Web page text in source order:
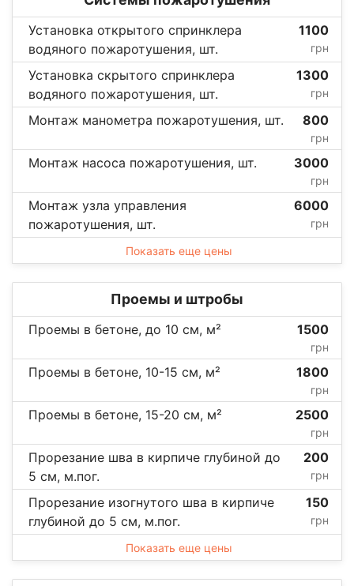
Установка открытого спринклера
водяного пожаротушения, шт.
1100
грн
Установка скрытого спринклера
водяного пожаротушения, шт.
1300
грн
Монтаж манометра пожаротушения, шт. 800
грн
Монтаж насоса пожаротушения, шт. 3000
грн
Монтаж узла управления
пожаротушения, шт.
6000
грн
Показать еще цены
Проемы и штробы
Проемы в бетоне, до 10 см, м² 1500
грн
Проемы в бетоне, 10-15 см, м² 1800
грн
Проемы в бетоне, 15-20 см, м² 2500
грн
Прорезание шва в кирпиче глубиной до
5 см, м.пог.
200
грн
Прорезание изогнутого шва в кирпиче
глубиной до 5 см, м.пог.
150
грн
Показать еще цены